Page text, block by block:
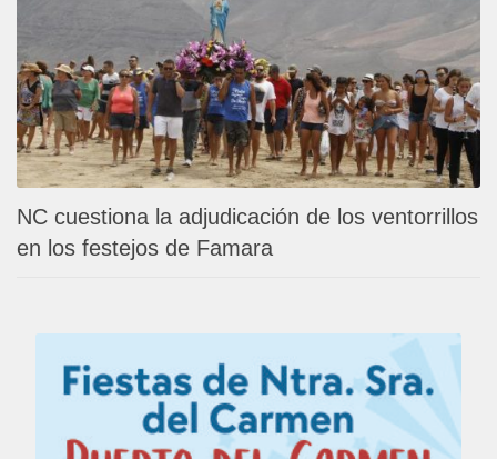
NC cuestiona la adjudicación de los ventorrillos
en los festejos de Famara